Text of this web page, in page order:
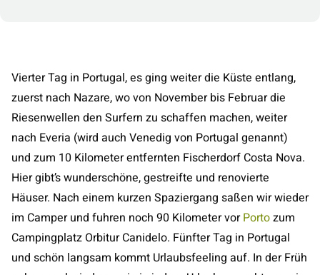
Vierter Tag in Portugal, es ging weiter die Küste entlang,
zuerst nach Nazare, wo von November bis Februar die
Riesenwellen den Surfern zu schaffen machen, weiter
nach Everia (wird auch Venedig von Portugal genannt)
und zum 10 Kilometer entfernten Fischerdorf Costa Nova.
Hier gibt’s wunderschöne, gestreifte und renovierte
Häuser. Nach einem kurzen Spaziergang saßen wir wieder
im Camper und fuhren noch 90 Kilometer vorPortozum
Campingplatz Orbitur Canidelo. Fünfter Tag in Portugal
und schön langsam kommt Urlaubsfeeling auf. In der Früh